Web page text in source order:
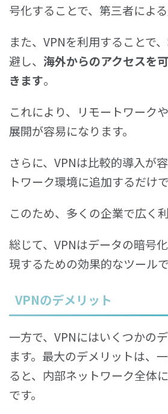
号化することで、第三者による
また、VPNを利用することで
避し、 海外からのアクセスを
きます。
これにより、リモートワーク
展開が容易になります。
さらに、VPNは比較的導入が
トワーク環境に追加するだけ
このため、多くの企業で広く
総じて、VPNはデータの暗号
現するための効果的なツールで
VPNのデメリット
一方で、VPNにはいくつかの
ます。最大のデメリットは、
ると、内部ネットワーク全体
です。